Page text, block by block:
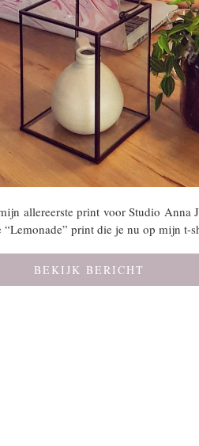
allereerste print voor Studio
“Lemonade” print die je nu op mijn t-
BEKIJK BERICHT